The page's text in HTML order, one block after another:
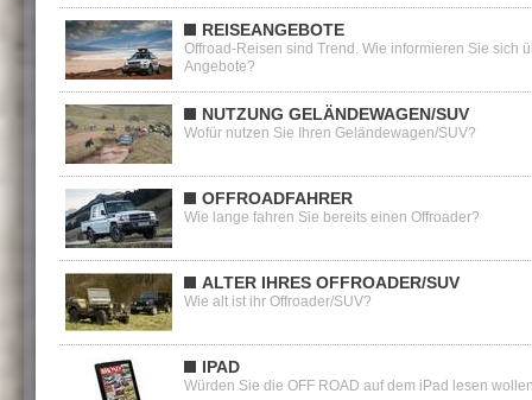
REISEANGEBOTE
Offroad-Reisen sind Trend. Wie informieren Sie sich
Angebote?
NUTZUNG GELÄNDEWAGEN/SUV
Wofür nutzen Sie Ihren Geländewagen/SUV?
OFFROADFAHRER
Wie lange fahren Sie bereits einen Offroader?
ALTER IHRES OFFROADER/SUV
Wie alt ist ihr Offroader/SUV?
IPAD
Würden Sie die OFF ROAD auf dem iPad lesen